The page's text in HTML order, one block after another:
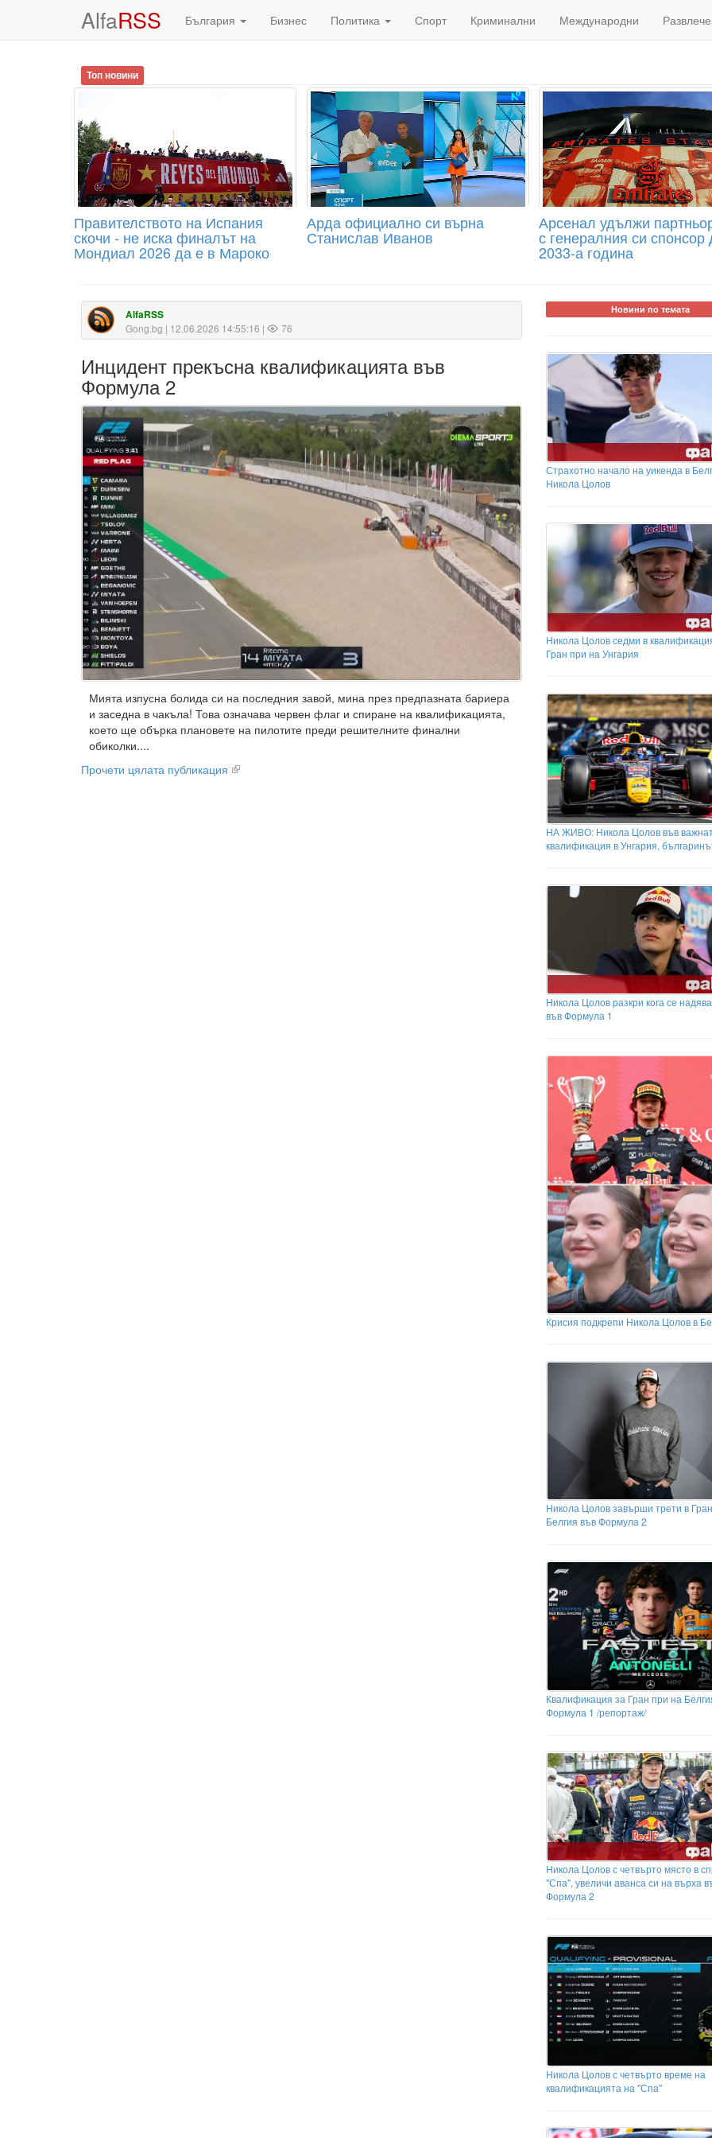
AlfaRSS България Бизнес Политика Спорт Криминални Международни
Топ новини
Правителството на Испания
скочи - не иска финалът на
Мондиал 2026 да е в Мароко
Арда официално си върна
Станислав Иванов
Арсенал удължи
с генералния си спонсор
2033-а година
AlfaRSS
Gong.bg | 12.06.2026 14:55:16 | 76
Инцидент прекъсна квалификацията във
Формула 2
Мията изпусна болида си на последния завой, мина през предпазната бариера
и заседна в чакъла! Това означава червен флаг и спиране на квалификацията,
което ще обърка плановете на пилотите преди решителните финални
обиколки....
Прочети цялата публикация
Новини по темата
Страхотно начало на уикенда в
Никола Цолов
Никола Цолов седми в
Гран при на Унгария
НА ЖИВО: Никола Цолов във
квалификация в Унгария,
Никола Цолов разкри кога се
във Формула 1
Крисия подкрепи Никола Цолов в
Никола Цолов завърши трети в
Белгия във Формула 2
Квалификация за Гран при на
Формула 1 /репортаж/
Никола Цолов с четвърто място в
"Спа", увеличи аванса си на върха
Формула 2
Никола Цолов с четвърто време на
квалификацията на "Спа"